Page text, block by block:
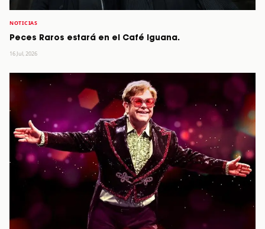
NOTICIAS
Peces Raros estará en el Café Iguana.
16 Jul, 2026